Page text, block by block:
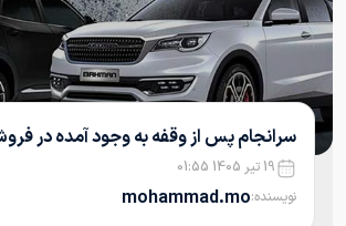
سرانجام پس از وقفه به وجود آمده در
19 تیر 1405 01:55
نویسنده:mohammad.mo